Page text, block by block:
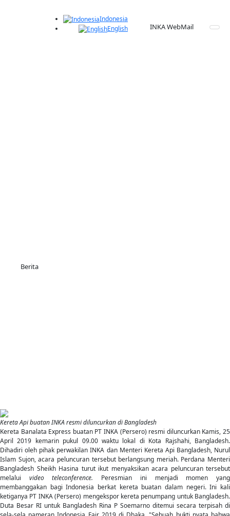
Indonesia
English
INKA WebMail
Berita
Kereta Api buatan INKA resmi diluncurkan di Bangladesh
Kereta Banalata Express buatan PT INKA (Persero) resmi diluncurkan Kamis, 25
April 2019 kemarin pukul 09.00 waktu lokal di Kota Rajshahi, Bangladesh.
Dihadiri oleh pihak perwakilan INKA dan Menteri Kereta Api Bangladesh, Nurul
Islam Sujon, acara peluncuran tersebut berlangsung meriah. Perdana Menteri
Bangladesh Sheikh Hasina turut ikut menyaksikan acara peluncuran tersebut
melalui video teleconference. Peresmian ini menjadi momen yang
membanggakan bagi Indonesia berkat kereta buatan dalam negeri. Ini kali
ketiganya PT INKA (Persero) mengekspor kereta penumpang untuk Bangladesh.
Duta Besar RI untuk Bangladesh Rina P Soemarno ditemui secara terpisah di